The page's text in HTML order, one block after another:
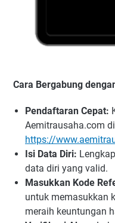
Cara Bergabung
Pendaftaran Cepat:
Aemitrausaha.com di
https://
Isi Data Diri:
data diri yang valid.
Masukkan Kode
untuk memasukkan
meraih keuntungan